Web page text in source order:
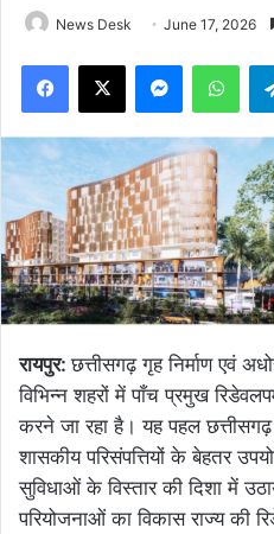
News Desk June 17, 2026
Facebook
X Messenger
रायपुर:छत्तीसगढ़ गृह निर्माण एवं
विभिन्न शहरों में पाँच प्रमुख
करने जा रहा है। यह पहल छत्तीसगढ़
शासकीय परिसंपत्तियों के बेहतर
सुविधाओं के विस्तार की दिशा में
परियोजनाओं का विकास राज्य की